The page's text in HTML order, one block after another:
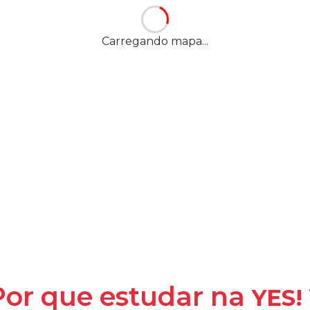
Carregando mapa...
que estudar naYES!